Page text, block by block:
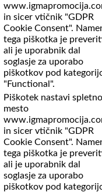
in sicer vtičnik "GDPR
Cookie Consent".
tega piškotka je
ali je uporabnik dal
soglasje za uporabo
piškotkov pod
"Functional".
Piškotek nastavi spletno
mesto
in sicer vtičnik "GDPR
Cookie Consent".
tega piškotka je
ali je uporabnik dal
soglasje za uporabo
piškotkov pod